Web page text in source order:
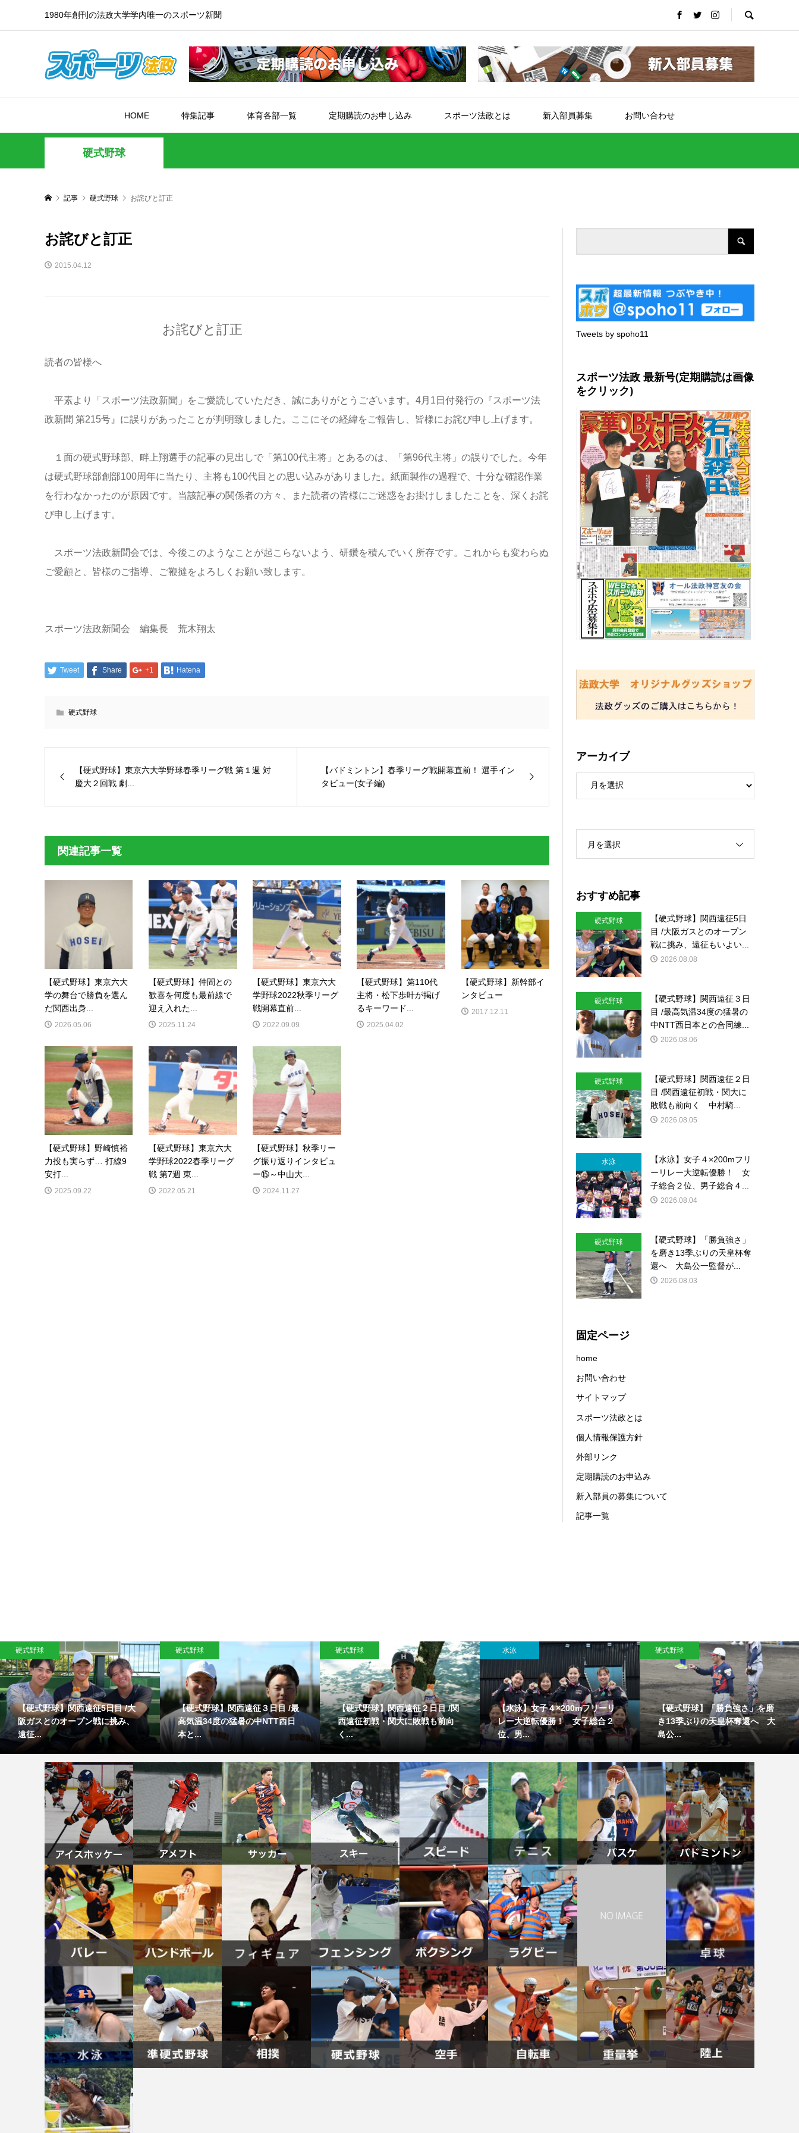
1980年創刊の法政大学学内唯一のスポーツ新聞
HOME 特集記事 体育各部一覧 定期購読のお申し込み スポーツ法政とは 新入部員募集 お問い合わせ
硬式野球
記事 硬式野球 お詫びと訂正
お詫びと訂正
2015.04.12
お詫びと訂正
読者の皆様へ
平素より「スポーツ法政新聞」をご愛読していただき、誠にありがとうございます。4月1日付発行の『スポーツ法
政新聞 第215号』に誤りがあったことが判明致しました。ここにその経緯をご報告し、皆様にお詫び申し上げます。
１面の硬式野球部、畔上翔選手の記事の見出しで「第100代主将」とあるのは、「第96代主将」の誤りでした。今年
は硬式野球部創部100周年に当たり、主将も100代目との思い込みがありました。紙面製作の過程で、十分な確認作業
を行わなかったのが原因です。当該記事の関係者の方々、また読者の皆様にご迷惑をお掛けしましたことを、深くお詫
び申し上げます。
スポーツ法政新聞会では、今後このようなことが起こらないよう、研鑽を積んでいく所存です。これからも変わらぬ
ご愛顧と、皆様のご指導、ご鞭撻をよろしくお願い致します。
スポーツ法政新聞会 編集長 荒木翔太
Tweet Share +1 Hatena
硬式野球
【硬式野球】東京六大学野球春季リーグ戦 第１週 対
慶大２回戦 劇...
【バドミントン】春季リーグ戦開幕直前！ 選手イン
タビュー(女子編)
関連記事一覧
【硬式野球】東京六大
学の舞台で勝負を選ん
だ関西出身...
2026.05.06
【硬式野球】仲間との
歓喜を何度も最前線で
迎え入れた...
2025.11.24
【硬式野球】東京六大
学野球2022秋季リーグ
戦開幕直前...
2022.09.09
【硬式野球】第110代
主将・松下歩叶が掲げ
るキーワード...
2025.04.02
【硬式野球】新幹部イ
ンタビュー
2017.12.11
【硬式野球】野崎慎裕
力投も実らず… 打線9
安打...
2025.09.22
【硬式野球】東京六大
学野球2022春季リーグ
戦 第7週 東...
2022.05.21
【硬式野球】秋季リー
グ振り返りインタビュ
ー⑮～中山大...
2024.11.27
Tweets by spoho11
スポーツ法政 最新号(定期購読は画像
をクリック)
アーカイブ
月を選択
おすすめ記事
硬式野球
【硬式野球】関西遠征5日
目 /大阪ガスとのオープン
戦に挑み、遠征もいよい...
2026.08.08
硬式野球
【硬式野球】関西遠征３日
目 /最高気温34度の猛暑の
中NTT西日本との合同練...
2026.08.06
硬式野球
【硬式野球】関西遠征２日
目 /関西遠征初戦・関大に
敗戦も前向く 中村騎...
2026.08.05
水泳
【水泳】女子４×200mフリ
ーリレー大逆転優勝！ 女
子総合２位、男子総合４...
2026.08.04
硬式野球
【硬式野球】「勝負強さ」
を磨き13季ぶりの天皇杯奪
還へ 大島公一監督が...
2026.08.03
固定ページ
home
お問い合わせ
サイトマップ
スポーツ法政とは
個人情報保護方針
外部リンク
定期購読のお申込み
新入部員の募集について
記事一覧
硬式野球
【硬式野球】関西遠征5日目 /大
阪ガスとのオープン戦に挑み、
遠征...
硬式野球
【硬式野球】関西遠征３日目 /最
高気温34度の猛暑の中NTT西日
本と...
硬式野球
【硬式野球】関西遠征２日目 /関
西遠征初戦・関大に敗戦も前向
く...
水泳
【水泳】女子４×200mフリーリ
レー大逆転優勝！ 女子総合２
位、男...
硬式野球
【硬式野球】「勝負強さ」を磨
き13季ぶりの天皇杯奪還へ 大
島公...